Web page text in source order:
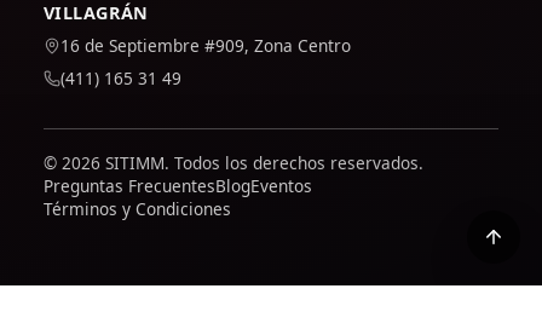
VILLAGRÁN
16 de Septiembre #909, Zona Centro
(411) 165 31 49
© 2026 SITIMM. Todos los derechos reservados.
Preguntas FrecuentesBlogEventos
Términos y Condiciones